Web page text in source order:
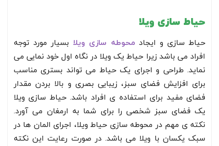
حیاط سازی ویلا
حیاط سازی و ایجادمحوطه سازی ویلا بسیار مورد توجه
افراد می باشد زیرا حیاط یک ویلا در نگاه اول خود نمایی می
نماید. طراحی و اجرای یک حیاط می تواند بستری مناسب
برای افزایش فضای سبز، زیبایی بصری و بالا بردن مقدار
فضای مفید برای استفاده ی افراد باشد. حیاط سازی ویلا
یک فضای سبز شخصی را برای شما به ارمغان می آورد.
نکته ی مهم در محوطه سازی حیاط ویلا، اجرای المان ها در
سبک یکسان با ویلا می باشد. در صورت رعایت این نکته